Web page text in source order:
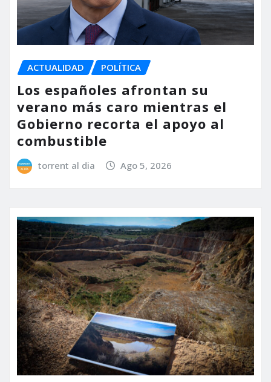
ACTUALIDAD POLÍTICA
Los españoles afrontan su
verano más caro mientras el
Gobierno recorta el apoyo al
combustible
torrent al dia Ago 5, 2026